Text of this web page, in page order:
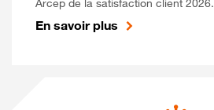
Arcep de la satisfaction client 2026.
En savoir plus